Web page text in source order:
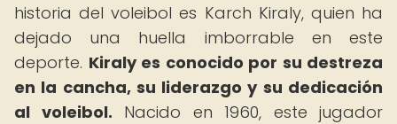
historia del voleibol es Karch Kiraly, quien ha
dejado una huella imborrable en este
deporte. Kiraly es conocido por su destreza
en la cancha, su liderazgo y su dedicación
al voleibol. Nacido en 1960, este jugador